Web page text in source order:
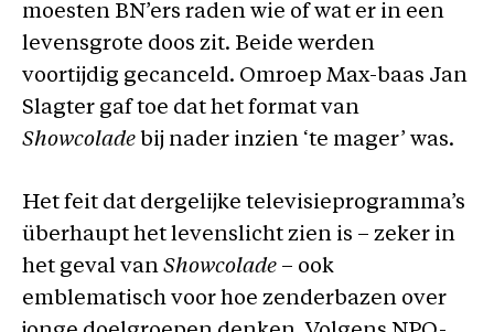
moesten BN’ers raden wie of wat er in een
levensgrote doos zit. Beide werden
voortijdig gecanceld. Omroep Max-baas Jan
Slagter gaf toe dat het format van
Showcolade bij nader inzien ‘te mager’ was.
Het feit dat dergelijke televisieprogramma’s
überhaupt het levenslicht zien is – zeker in
het geval van Showcolade – ook
emblematisch voor hoe zenderbazen over